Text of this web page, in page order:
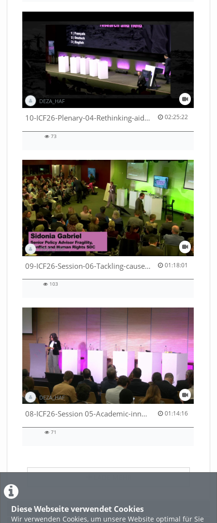
Diese Webseite verwendet Cookies
Wir verwenden Cookies, um unsere Website optimal für Sie
DEZA_HAF
10-ICF26-Plenary-04-Rethinking-aid-deliveries-for-greater-impact-with-existing-resources-53529531710001791 02:25:22
02:25:22 duration
73
DEZA_HAF
09-ICF26-Session-06-Tackling-causes-of-crises-not-symptoms-53529531690001791 01:18:01
01:18:01 duration
103
DEZA_HAF
08-ICF26-Session 05-Academic-innovation-meets-international-cooperation-53529531670001791 01:14:16
01:14:16 duration
71
Featured